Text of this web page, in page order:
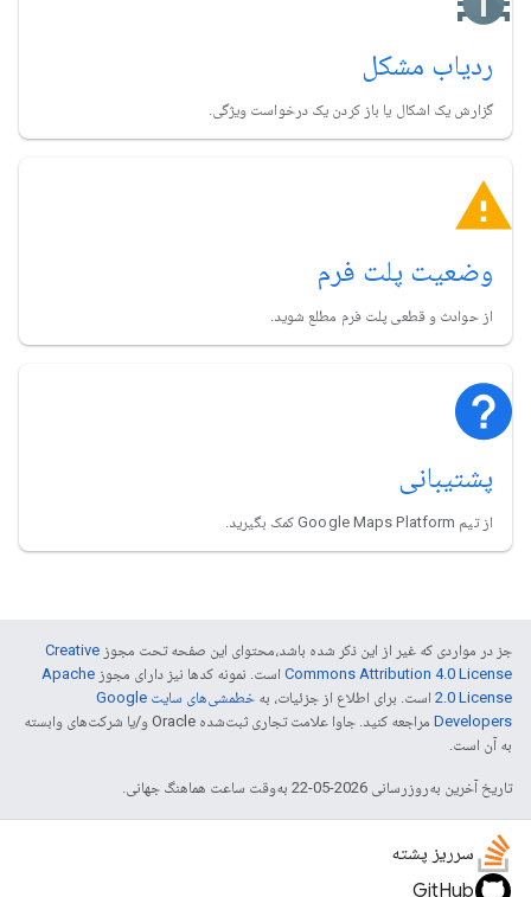
ردیاب مشکل
گزارش یک اشکال یا باز کردن یک درخواست ویژگی.
وضعیت پلت فرم
از حوادث و قطعی پلت فرم مطلع شوید.
پشتیبانی
از تیم Google Maps Platform کمک بگیرید.
جز در مواردی که غیر از این ذکر شده باشد،‌محتوای این صفحه تحت مجوز Creative
Commons Attribution 4.0 License است. نمونه کدها نیز دارای مجوز Apache
2.0 License است. برای اطلاع از جزئیات، به
خطمشی‌های سایت Google
Developers‏
مراجعه کنید. جاوا علامت تجاری ثبت‌شده Oracle و/یا شرکت‌های وابسته
به آن است.
تاریخ آخرین به‌روزرسانی 2026-05-22 به‌وقت ساعت هماهنگ جهانی.
سرریز پشته
GitHub